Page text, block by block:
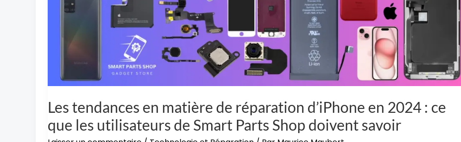
Les tendances en matière de réparation d’iPhone en 2024 : ce
que les utilisateurs de Smart Parts Shop doivent savoir
Smart
Shop
savoir